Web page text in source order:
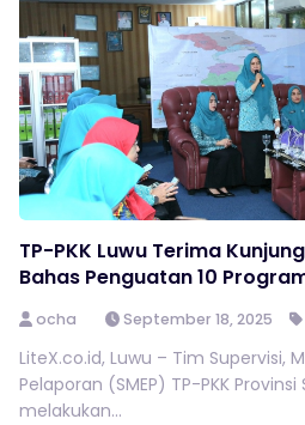
TP-PKK Luwu Terima
Bahas Penguatan 10
ocha September 18, 2025
LiteX.co.id, Luwu – Tim Supervisi,
Pelaporan (SMEP) TP-PKK
melakukan...